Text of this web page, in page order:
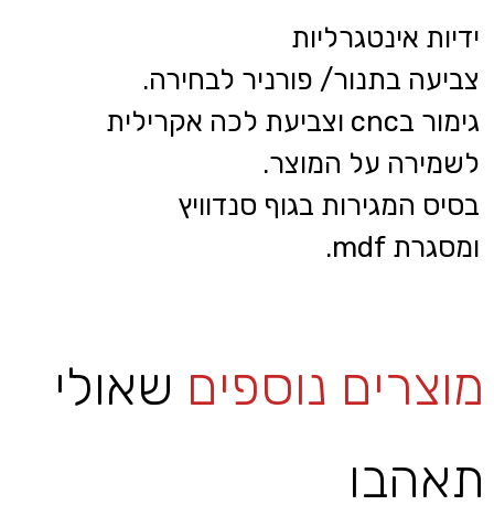
ידיות אינטגרליות
צביעה בתנור/ פורניר לבחירה.
גימור בcnc וצביעת לכה אקרילית
לשמירה על המוצר.
בסיס המגירות בגוף סנדוויץ
ומסגרת mdf.
מוצרים נוספים שאולי
תאהבו